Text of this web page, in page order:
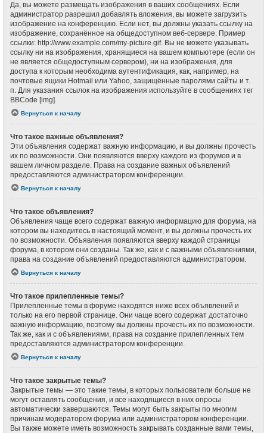
Да, вы можете размещать изображения в ваших сообщениях. Если
администратор разрешил добавлять вложения, вы можете загрузить
изображение на конференцию. Если нет, вы должны указать ссылку на
изображение, сохранённое на общедоступном веб-сервере. Пример
ссылки: http://www.example.com/my-picture.gif. Вы не можете указывать
ссылку ни на изображения, хранящиеся на вашем компьютере (если он
не является общедоступным сервером), ни на изображения, для
доступа к которым необходима аутентификация, как, например, на
почтовые ящики Hotmail или Yahoo, защищённые паролями сайты и т.
п. Для указания ссылок на изображения используйте в сообщениях тег
BBCode [img].
Вернуться к началу
Что такое важные объявления?
Эти объявления содержат важную информацию, и вы должны прочесть
их по возможности. Они появляются вверху каждого из форумов и в
вашем личном разделе. Права на создание важных объявлений
предоставляются администратором конференции.
Вернуться к началу
Что такое объявления?
Объявления чаще всего содержат важную информацию для форума, на
котором вы находитесь в настоящий момент, и вы должны прочесть их
по возможности. Объявления появляются вверху каждой страницы
форума, в котором они созданы. Так же, как и с важными объявлениями,
права на создание объявлений предоставляются администратором.
Вернуться к началу
Что такое прилепленные темы?
Прилепленные темы в форуме находятся ниже всех объявлений и
только на его первой странице. Они чаще всего содержат достаточно
важную информацию, поэтому вы должны прочесть их по возможности.
Так же, как и с объявлениями, права на создание прилепленных тем
предоставляются администратором конференции.
Вернуться к началу
Что такое закрытые темы?
Закрытые темы — это такие темы, в которых пользователи больше не
могут оставлять сообщения, и все находящиеся в них опросы
автоматически завершаются. Темы могут быть закрыты по многим
причинам модератором форума или администратором конференции.
Вы также можете иметь возможность закрывать созданные вами темы,